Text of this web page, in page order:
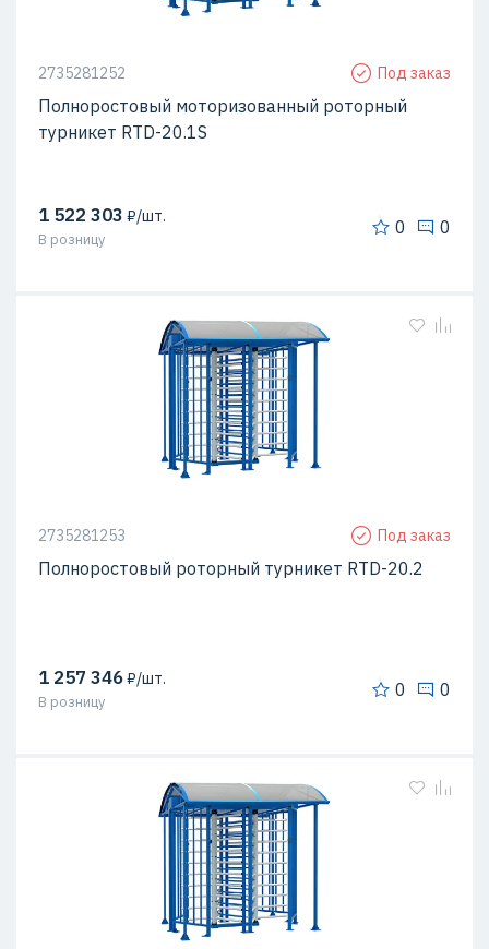
2735281252 Под заказ
Полноростовый моторизованный роторный
турникет RTD-20.1S
1 522 303 ₽/шт.
В розницу
0 0
2735281253 Под заказ
Полноростовый роторный турникет RTD-20.2
1 257 346₽/шт.
В розницу
0 0